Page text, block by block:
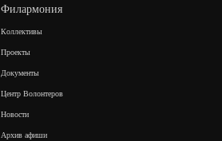
Филармония
Коллективы
Проекты
Документы
Центр Волонтеров
Новости
Архив афиши